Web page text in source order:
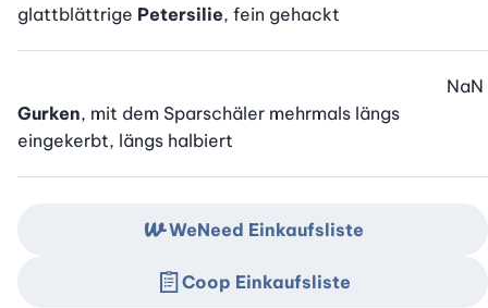
glattblättrige Petersilie, fein gehackt
Gurken, mit dem Sparschäler mehrmals längs
eingekerbt, längs halbiert
NaN
WeNeed Einkaufsliste
Coop Einkaufsliste